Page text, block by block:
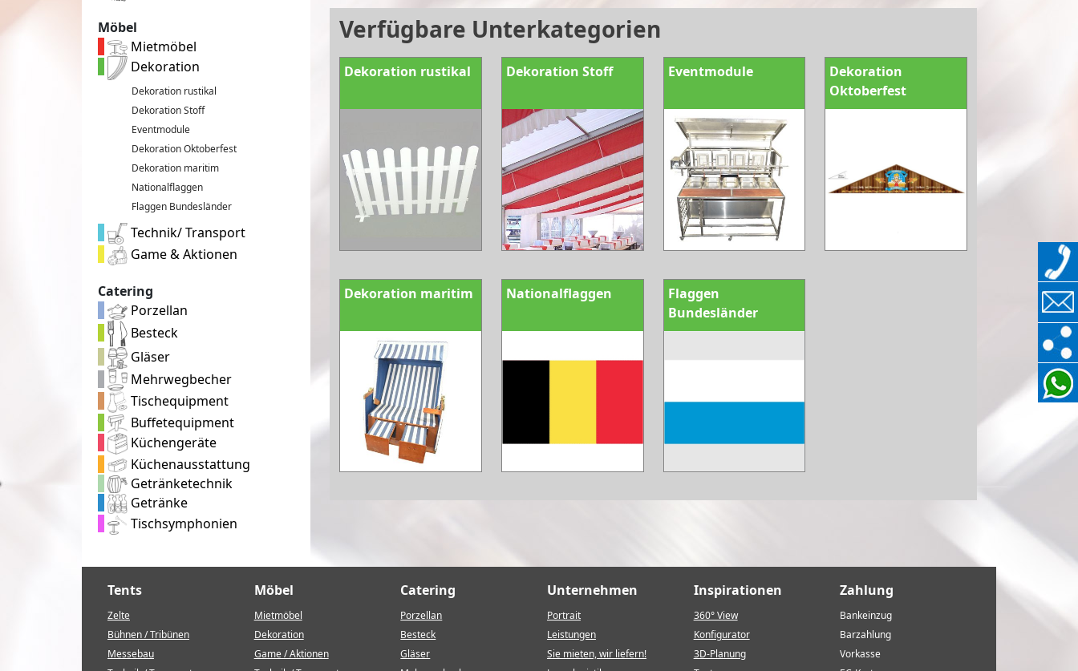
Möbel
Mietmöbel
Dekoration
Dekoration rustikal
Dekoration Stoff
Eventmodule
Dekoration Oktoberfest
Dekoration maritim
Nationalflaggen
Flaggen Bundesländer
Technik/ Transport
Game & Aktionen
Catering
Porzellan
Besteck
Gläser
Mehrwegbecher
Tischequipment
Buffetequipment
Küchengeräte
Küchenausstattung
Getränketechnik
Getränke
Tischsymphonien
Verfügbare Unterkategorien
Dekoration rustikal Dekoration Stoff Eventmodule
Dekoration
Oktoberfest
Dekoration maritim Nationalflaggen
Flaggen
Bundesländer
Tents
Zelte
Bühnen / Tribünen
Messebau
Möbel
Mietmöbel
Dekoration
Game / Aktionen
Catering
Porzellan
Besteck
Gläser
Unternehmen
Portrait
Leistungen
Sie mieten, wir liefern!
Inspirationen
360° View
Konfigurator
3D-Planung
Zahlung
Bankeinzug
Barzahlung
Vorkasse